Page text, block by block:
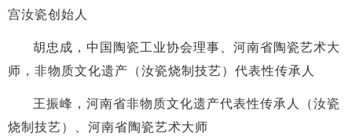
宫汝瓷创始人
胡忠成， 中国陶瓷工业协会理事、河南省陶瓷艺术大
师，非物质文化遗产（汝瓷烧制技艺）代表性传承人
王振峰，河南省非物质文化遗产代表性传承人（汝瓷
烧制技艺）、河南省陶瓷艺术大师